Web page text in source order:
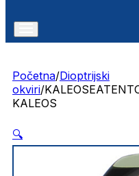
Početna/Dioptrijski
okviri/
KALEOS
🔍